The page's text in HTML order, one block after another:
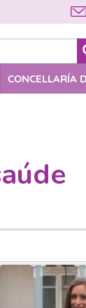
CONCELLARÍA